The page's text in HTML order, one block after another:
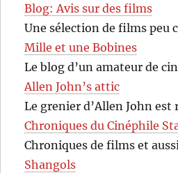
Blog: Avis sur des films
Une sélection de films peu
Mille et une Bobines
Le blog d’un amateur de
Allen John’s attic
Le grenier d’Allen John est
Chroniques du Cinéphile
Chroniques de films et
Shangols